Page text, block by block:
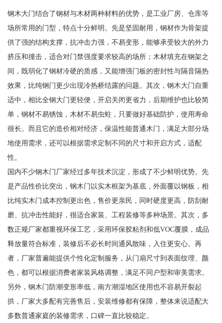
钢木大门结合了钢材与木材两种材料的优势，是工业厂房、仓库等
场所常用的门型，特点十分鲜明。先是坚固耐用，钢材作为骨架提
供了强的结构支撑，抗冲击力强，不易变形，能够承受较大的外力
挤压和撞击，适合对门禁强度要求较高的场所；木材填充在钢架之
间，既弱化了钢材冷硬的质感，又能增强门板的密封性与隔音隔热
效果，比纯钢门更少出现冷热桥结露的问题。其次，钢木大门自重
适中，相比全钢大门更轻便，开启关闭更省力，后期维护也比较简
单，钢材不易锈蚀，木材不易虫蛀，只要做好基础防护，使用寿命
很长。而且它的造价相对经济，保温性能普通木门，满足大部分场
地使用需求，还可以根据需求定制不同的尺寸和开启方式，适配
性。
国内不少钢木门厂家经过多年技术沉淀，形成了不少鲜明优势。先
是产品性价比突出，钢木门以实木框架为基底，外面覆以钢板，相
比纯实木门成本控制更出色，售价更亲民，同时硬度更高，防刮耐
磨、抗冲击性能好，很适合家装、工程装修等多种场景。其次，多
数正规厂家都重视环保工艺，采用环保胶粘剂和低VOC覆膜，成品
释放量符合标准，装修后不必长时间通风散味，入住更安心。再
者，厂家普遍能提供个性化定制服务，从门扇尺寸到表面纹理、颜
色，都可以根据消费者家装风格调整，满足不同户型和审美需求。
另外，钢木门防潮变形率低，南方潮湿地区使用也不容易开裂起
拱，厂家大多配有完善售后，安装维修都有保障，整体来说适配大
多数普通家庭的装修需求，口碑一直比较稳定。